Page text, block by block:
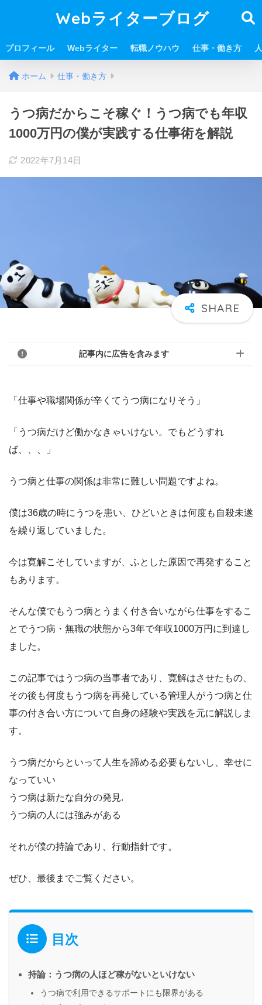
Webライターブログ
プロフィール Webライター 転職ノウハウ 仕事・働き方
ホーム 仕事・働き方
うつ病だからこそ稼ぐ！うつ病でも年収
1000万円の僕が実践する仕事術を解説
2022年7月14日
記事内に広告を含みます
「仕事や職場関係が辛くてうつ病になりそう」
「うつ病だけど働かなきゃいけない。でもどうすれ
ば、、、」
うつ病と仕事の関係は非常に難しい問題ですよね。
僕は36歳の時にうつを患い、ひどいときは何度も自殺未遂
を繰り返していました。
今は寛解こそしていますが、ふとした原因で再発すること
もあります。
そんな僕でもうつ病とうまく付き合いながら仕事をするこ
とでうつ病・無職の状態から3年で年収1000万円に到達し
ました。
この記事ではうつ病の当事者であり、寛解はさせたもの、
その後も何度もうつ病を再発している管理人がうつ病と仕
事の付き合い方について自身の経験や実践を元に解説しま
す。
うつ病だからといって人生を諦める必要もないし、幸せに
なっていい
うつ病は新たな自分の発見.
うつ病の人には強みがある
それが僕の持論であり、行動指針です。
ぜひ、最後までご覧ください。
目次
持論：うつ病の人ほど稼がないといけない
うつ病で利用できるサポートにも限界がある